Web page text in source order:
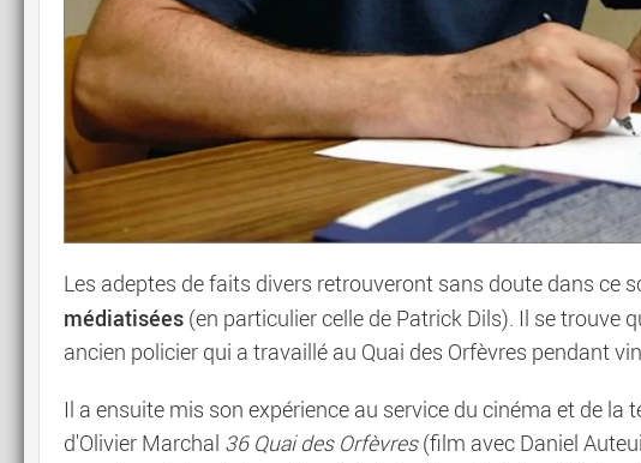
Les adeptes de faits divers retrouveront sans doute dans ce
médiatisées (en particulier celle de Patrick Dils). Il se trouve
ancien policier qui a travaillé au Quai des Orfèvres pendant
Il a ensuite mis son expérience au service du cinéma et de
d'Olivier Marchal 36 Quai des Orfèvres(film avec Daniel